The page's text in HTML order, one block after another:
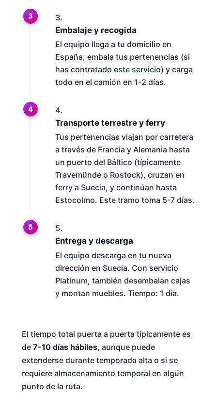
Embalaje y recogida
El equipo llega a tu domicilio en
España, embala tus pertenencias (si
has contratado este servicio) y carga
todo en el camión en 1-2 días.
Transporte terrestre y ferry
Tus pertenencias viajan por carretera
a través de Francia y Alemania hasta
un puerto del Báltico (típicamente
Travemünde o Rostock), cruzan en
ferry a Suecia, y continúan hasta
Estocolmo. Este tramo toma 5-7 días.
Entrega y descarga
El equipo descarga en tu nueva
dirección en Suecia. Con servicio
Platinum, también desembalan cajas
y montan muebles. Tiempo: 1 día.
El tiempo total puerta a puerta típicamente es
de 7-10 días hábiles, aunque puede
extenderse durante temporada alta o si se
requiere almacenamiento temporal en algún
punto de la ruta.